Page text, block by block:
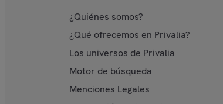
¿Quiénes somos?
¿Qué ofrecemos en Privalia?
Los universos de Privalia
Motor de búsqueda
Menciones Legales